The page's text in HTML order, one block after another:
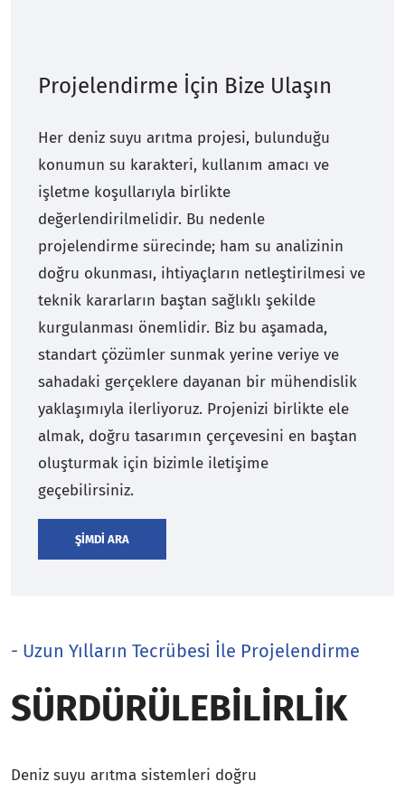
Projelendirme İçin Bize Ulaşın
Her deniz suyu arıtma projesi, bulunduğu
konumun su karakteri, kullanım amacı ve
işletme koşullarıyla birlikte
değerlendirilmelidir. Bu nedenle
projelendirme sürecinde; ham su analizinin
doğru okunması, ihtiyaçların netleştirilmesi ve
teknik kararların baştan sağlıklı şekilde
kurgulanması önemlidir. Biz bu aşamada,
standart çözümler sunmak yerine veriye ve
sahadaki gerçeklere dayanan bir mühendislik
yaklaşımıyla ilerliyoruz. Projenizi birlikte ele
almak, doğru tasarımın çerçevesini en baştan
oluşturmak için bizimle iletişime
geçebilirsiniz.
ŞIMDI ARA
- Uzun Yılların Tecrübesi İle Projelendirme
SÜRDÜRÜLEBILIRLIK
Deniz suyu arıtma sistemleri doğru